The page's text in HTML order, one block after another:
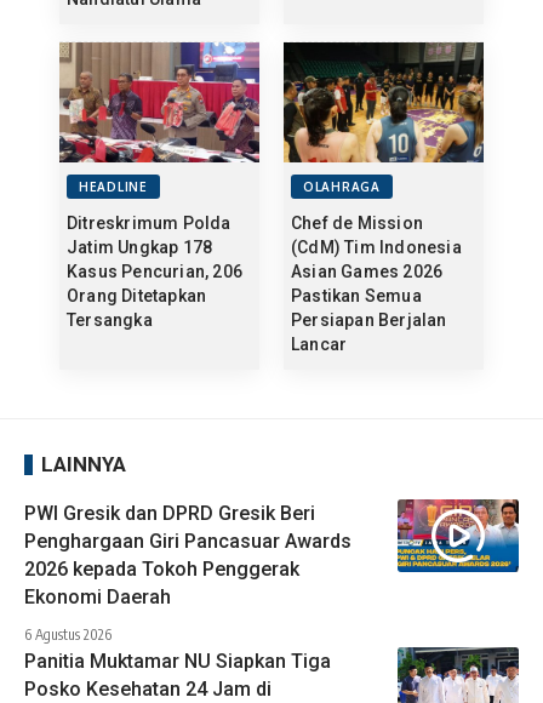
HEADLINE
Ditreskrimum Polda
Jatim Ungkap 178
Kasus Pencurian, 206
Orang Ditetapkan
Tersangka
OLAHRAGA
Chef de Mission
(CdM) Tim Indonesia
Asian Games 2026
Pastikan Semua
Persiapan Berjalan
Lancar
LAINNYA
PWI Gresik dan DPRD Gresik Beri
Penghargaan Giri Pancasuar Awards
2026 kepada Tokoh Penggerak
Ekonomi Daerah
6 Agustus 2026
Panitia Muktamar NU Siapkan Tiga
Posko Kesehatan 24 Jam di